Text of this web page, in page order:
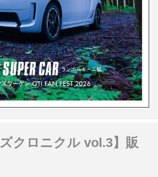
クロニクル vol.3】販